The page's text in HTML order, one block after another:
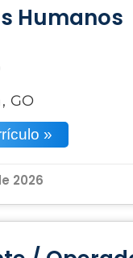
Humanos
GO
»
2026